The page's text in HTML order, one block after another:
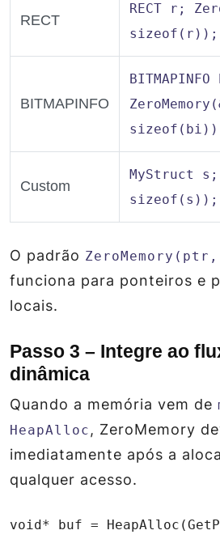
RECT
RECT r;
sizeof(r));
BITMAPINFO
Custom
MyStruct s;
sizeof(s));
O padrão
funciona para ponteiros e
locais.
Passo 3 – Integre ao
dinâmica
Quando a memória vem de
HeapAlloc , ZeroMemory
imediatamente após a
qualquer acesso.
void* buf =